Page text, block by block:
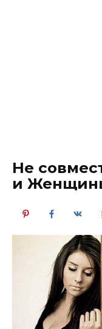
Не
и